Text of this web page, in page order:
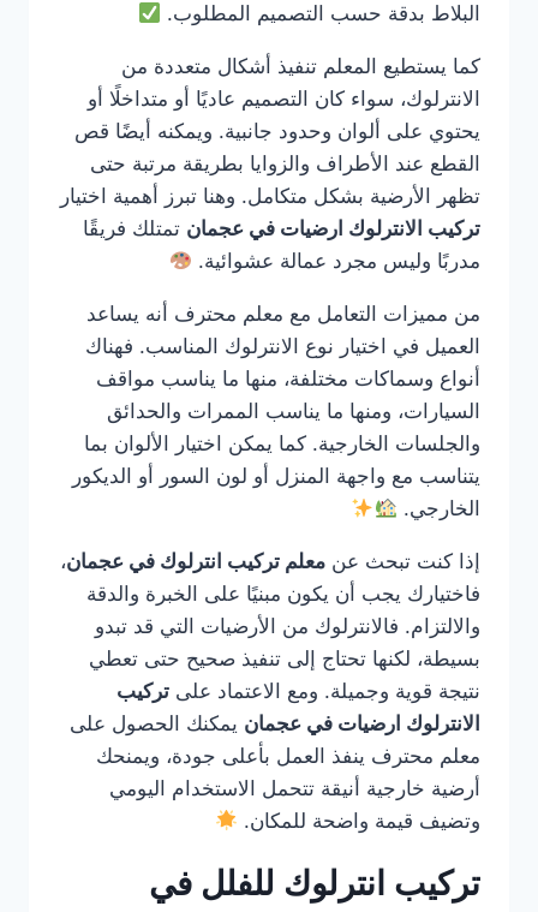
البلاط بدقة حسب التصميم المطلوب.
كما يستطيع المعلم تنفيذ أشكال متعددة من
الانترلوك، سواء كان التصميم عاديًا أو متداخلًا أو
يحتوي على ألوان وحدود جانبية. ويمكنه أيضًا قص
القطع عند الأطراف والزوايا بطريقة مرتبة حتى
تظهر الأرضية بشكل متكامل. وهنا تبرز أهمية اختيار
تركيب الانترلوك ارضيات في عجمان تمتلك فريقًا
مدربًا وليس مجرد عمالة عشوائية.
من مميزات التعامل مع معلم محترف أنه يساعد
العميل في اختيار نوع الانترلوك المناسب. فهناك
أنواع وسماكات مختلفة، منها ما يناسب مواقف
السيارات، ومنها ما يناسب الممرات والحدائق
والجلسات الخارجية. كما يمكن اختيار الألوان بما
يتناسب مع واجهة المنزل أو لون السور أو الديكور
الخارجي.
إذا كنت تبحث عن معلم تركيب انترلوك في عجمان،
فاختيارك يجب أن يكون مبنيًا على الخبرة والدقة
والالتزام. فالانترلوك من الأرضيات التي قد تبدو
بسيطة، لكنها تحتاج إلى تنفيذ صحيح حتى تعطي
نتيجة قوية وجميلة. ومع الاعتماد على تركيب
الانترلوك ارضيات في عجمان يمكنك الحصول على
معلم محترف ينفذ العمل بأعلى جودة، ويمنحك
أرضية خارجية أنيقة تتحمل الاستخدام اليومي
وتضيف قيمة واضحة للمكان.
تركيب انترلوك للفلل في